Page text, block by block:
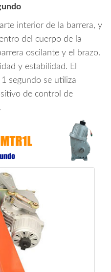
interior de la barrera, y
del cuerpo de la
oscilante y el brazo.
y estabilidad. El
segundo se utiliza
de control de